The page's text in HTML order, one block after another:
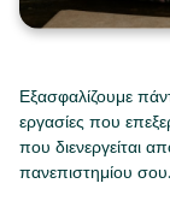
Εξασφαλίζουμε
εργασίες που
που διενεργείται
πανεπιστημίου σου.